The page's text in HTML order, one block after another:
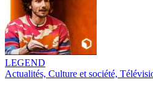
LEGEND
Actualités, Culture et société,